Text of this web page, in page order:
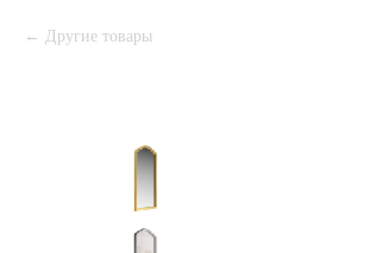
Другие товары